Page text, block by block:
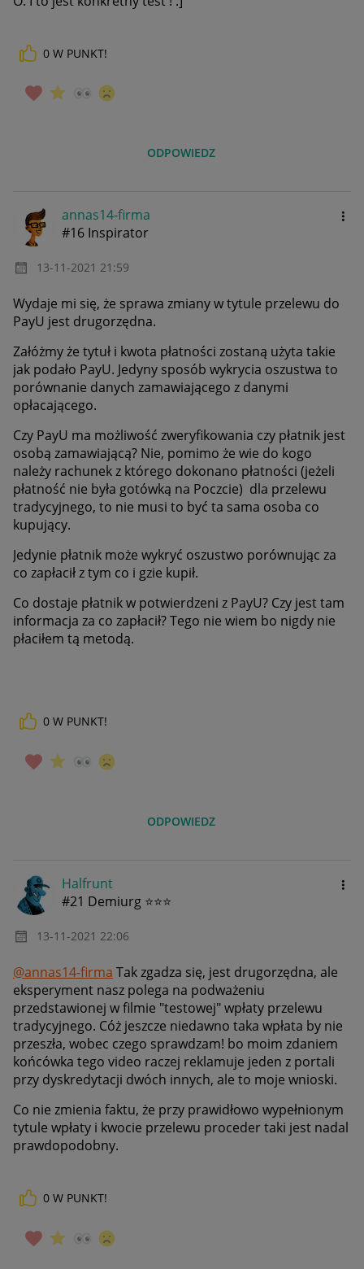
0 W PUNKT!
ODPOWIEDZ
annas14-firma
#16 Inspirator
‎13-11-2021 21:59
Wydaje mi się, że sprawa zmiany w tytule przelewu do
PayU jest drugorzędna.
Załóżmy że tytuł i kwota płatności zostaną użyta takie
jak podało PayU. Jedyny sposób wykrycia oszustwa to
porównanie danych zamawiającego z danymi
opłacającego.
Czy PayU ma możliwość zweryfikowania czy płatnik jest
osobą zamawiającą? Nie, pomimo że wie do kogo
należy rachunek z którego dokonano płatności (jeżeli
płatność nie była gotówką na Poczcie) dla przelewu
tradycyjnego, to nie musi to być ta sama osoba co
kupujący.
Jedynie płatnik może wykryć oszustwo porównując za
co zapłacił z tym co i gzie kupił.
Co dostaje płatnik w potwierdzeni z PayU? Czy jest tam
informacja za co zapłacił? Tego nie wiem bo nigdy nie
płaciłem tą metodą.
0 W PUNKT!
ODPOWIEDZ
Halfrunt
#21 Demiurg ⭐⭐⭐
‎13-11-2021 22:06
@annas14-firma Tak zgadza się, jest drugorzędna, ale
eksperyment nasz polega na podważeniu
przedstawionej w filmie "testowej" wpłaty przelewu
tradycyjnego. Cóż jeszcze niedawno taka wpłata by nie
przeszła, wobec czego sprawdzam! bo moim zdaniem
końcówka tego video raczej reklamuje jeden z portali
przy dyskredytacji dwóch innych, ale to moje wnioski.
Co nie zmienia faktu, że przy prawidłowo wypełnionym
tytule wpłaty i kwocie przelewu proceder taki jest nadal
prawdopodobny.
0 W PUNKT!